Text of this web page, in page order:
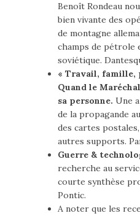
Benoît Rondeau
bien vivante des
de montagne
champs de pétrole
soviétique.
« Travail, famille,
Quand le
sa personne. Une
de la propagande
des cartes
autres supports.
Guerre &
recherche au
courte synthèse
Pontic.
A noter que les